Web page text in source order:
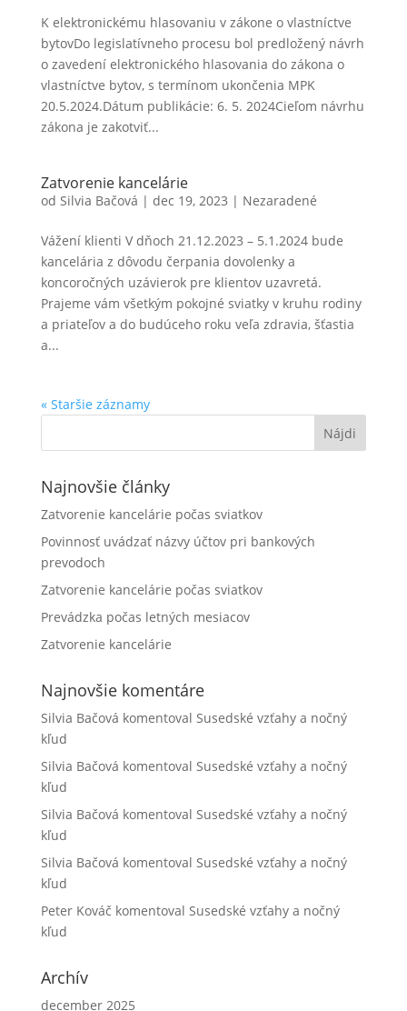
K elektronickému hlasovaniu v zákone o vlastníctve
bytovDo legislatívneho procesu bol predložený návrh
o zavedení elektronického hlasovania do zákona o
vlastníctve bytov, s termínom ukončenia MPK
20.5.2024.Dátum publikácie: 6. 5. 2024Cieľom návrhu
zákona je zakotviť...
Zatvorenie kancelárie
od Silvia Bačová | dec 19, 2023 | Nezaradené
Vážení klienti V dňoch 21.12.2023 – 5.1.2024 bude
kancelária z dôvodu čerpania dovolenky a
koncoročných uzávierok pre klientov uzavretá.
Prajeme vám všetkým pokojné sviatky v kruhu rodiny
a priateľov a do budúceho roku veľa zdravia, šťastia
a...
« Staršie záznamy
Najnovšie články
Zatvorenie kancelárie počas sviatkov
Povinnosť uvádzať názvy účtov pri bankových
prevodoch
Zatvorenie kancelárie počas sviatkov
Prevádzka počas letných mesiacov
Zatvorenie kancelárie
Najnovšie komentáre
Silvia Bačová komentoval Susedské vzťahy a nočný
kľud
Silvia Bačová komentoval Susedské vzťahy a nočný
kľud
Silvia Bačová komentoval Susedské vzťahy a nočný
kľud
Silvia Bačová komentoval Susedské vzťahy a nočný
kľud
Peter Kováč komentoval Susedské vzťahy a nočný
kľud
Archív
december 2025